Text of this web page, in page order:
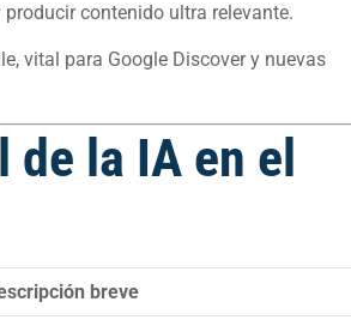
contenido ultra relevante.
vital para Google Discover y nuevas
la IA en el
breve